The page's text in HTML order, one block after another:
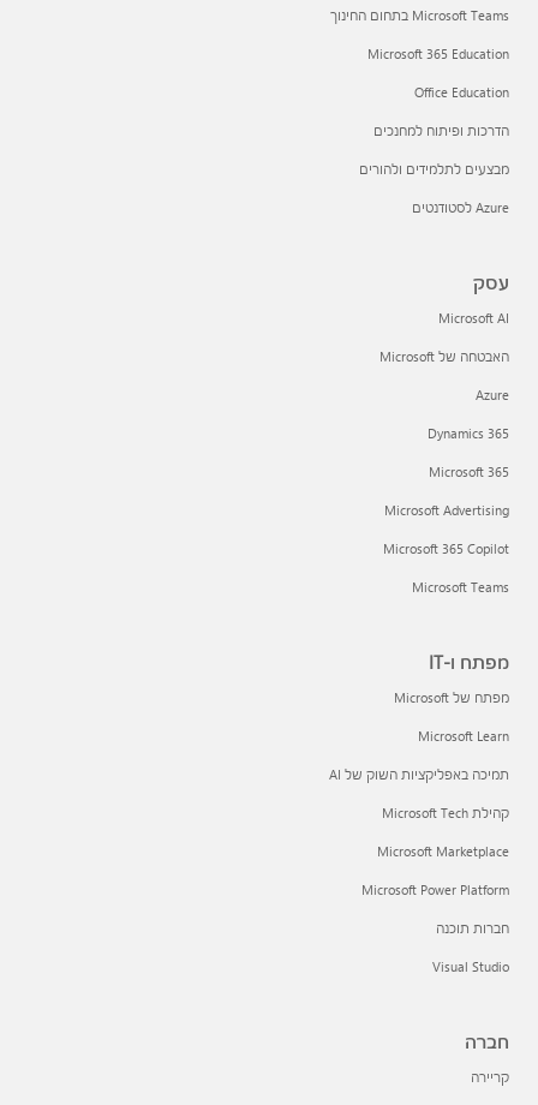
Microsoft Teams בתחום החינוך
Microsoft 365 Education
Office Education
הדרכות ופיתוח למחנכים
מבצעים לתלמידים ולהורים
Azure לסטודנטים
עסק
Microsoft AI
האבטחה של Microsoft
Azure
Dynamics 365
Microsoft 365
Microsoft Advertising
Microsoft 365 Copilot
Microsoft Teams
מפתח ו-IT
מפתח של Microsoft
Microsoft Learn
תמיכה באפליקציות השוק של AI
קהילת Microsoft Tech
Microsoft Marketplace
Microsoft Power Platform
חברות תוכנה
Visual Studio
חברה
קריירה